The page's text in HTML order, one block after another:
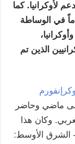
لأوكرانيا. كما
في الوساطة
الذين تم
ماضي وحاضر
وكان هذا
- الشرق الأوسط: